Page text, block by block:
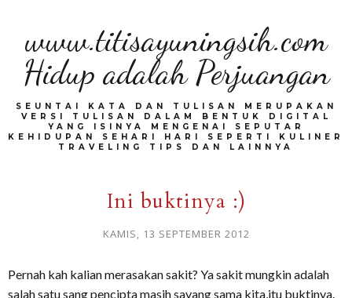
www.titisayuningsih.com
Hidup adalah Perjuangan
SEUNTAI KATA DAN TULISAN MERUPAKAN
VERSI TULISAN DALAM BENTUK DIGITAL
YANG ISINYA MENGENAI SEPUTAR
KEHIDUPAN SEHARI HARI SEPERTI KULINER
TRAVELING TIPS DAN LAINNYA
Ini buktinya :)
KAMIS, 13 SEPTEMBER 2012
Pernah kah kalian merasakan sakit? Ya sakit mungkin adalah
salah satu sang pencipta masih sayang sama kita,itu buktinya.